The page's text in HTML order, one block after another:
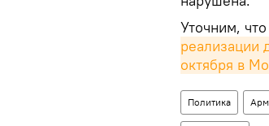
Уточним,
реализации
октября в
Политика